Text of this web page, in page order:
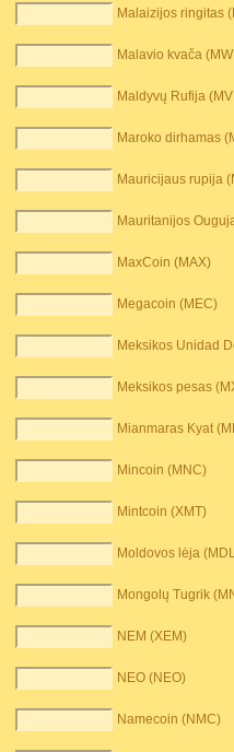
Malaizijos ringitas
Malavio kvača
Maldyvų Rufija
Maroko dirhamas
Mauricijaus rupija
Mauritanijos
MaxCoin (MAX)
Megacoin (MEC)
Meksikos Unidad
Meksikos pesas
Mianmaras Kyat
Mincoin (MNC)
Mintcoin (XMT)
Moldovos lėja
Mongolų Tugrik
NEM (XEM)
NEO (NEO)
Namecoin (NMC)